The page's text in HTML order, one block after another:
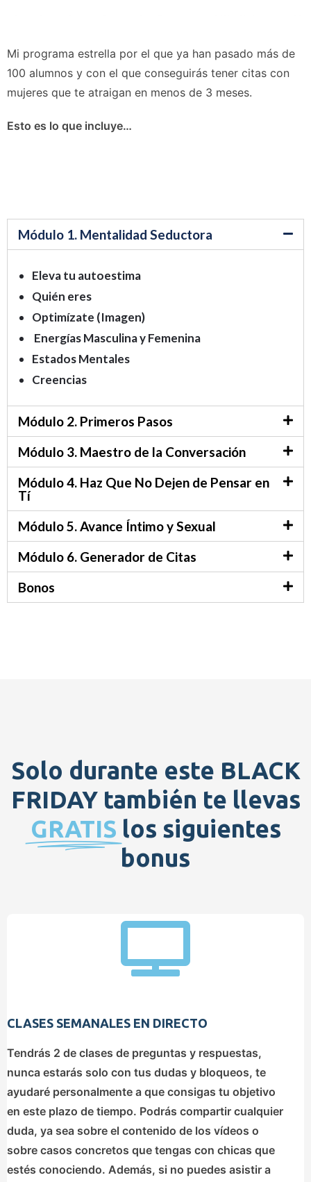
Mi programa estrella por el que ya han pasado más de
100 alumnos y con el que conseguirás tener citas con
mujeres que te atraigan en menos de 3 meses.
Esto es lo que incluye…
Módulo 1. Mentalidad Seductora
Eleva tu autoestima
Quién eres
Optimízate (Imagen)
Energías Masculina y Femenina
Estados Mentales
Creencias
Módulo 2. Primeros Pasos
Módulo 3. Maestro de la Conversación
Módulo 4. Haz Que No Dejen de Pensar en
Tí
Módulo 5. Avance Íntimo y Sexual
Módulo 6. Generador de Citas
Bonos
Solo durante este BLACK
FRIDAY también te llevas
GRATIS los siguientes
bonus
CLASES SEMANALES EN DIRECTO
Tendrás 2 de clases de preguntas y respuestas,
nunca estarás solo con tus dudas y bloqueos, te
ayudaré personalmente a que consigas tu objetivo
en este plazo de tiempo. Podrás compartir cualquier
duda, ya sea sobre el contenido de los vídeos o
sobre casos concretos que tengas con chicas que
estés conociendo. Además, si no puedes asistir a